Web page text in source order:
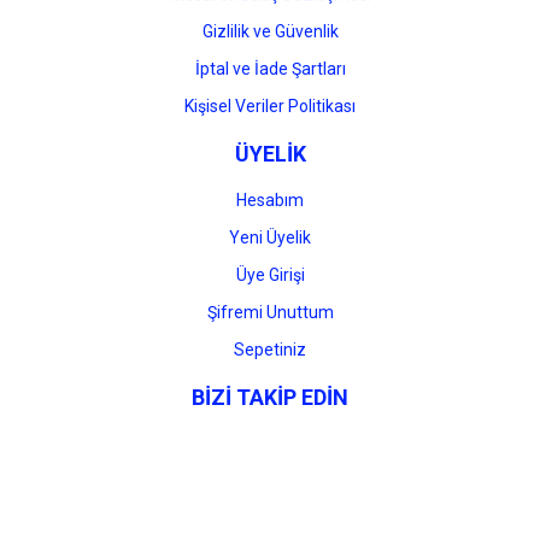
Gizlilik ve Güvenlik
İptal ve İade Şartları
Kişisel Veriler Politikası
ÜYELİK
Hesabım
Yeni Üyelik
Üye Girişi
Şifremi Unuttum
Sepetiniz
BİZİ TAKİP EDİN